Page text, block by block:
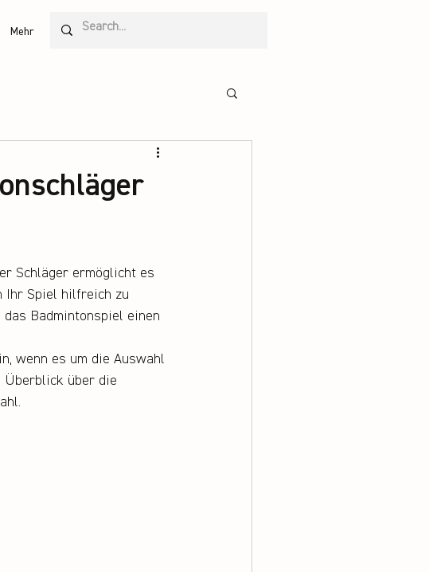
Mehr
Schläger ermöglicht es
Ihr Spiel hilfreich zu
Badmintonspiel einen
wenn es um die Auswahl
Überblick über die